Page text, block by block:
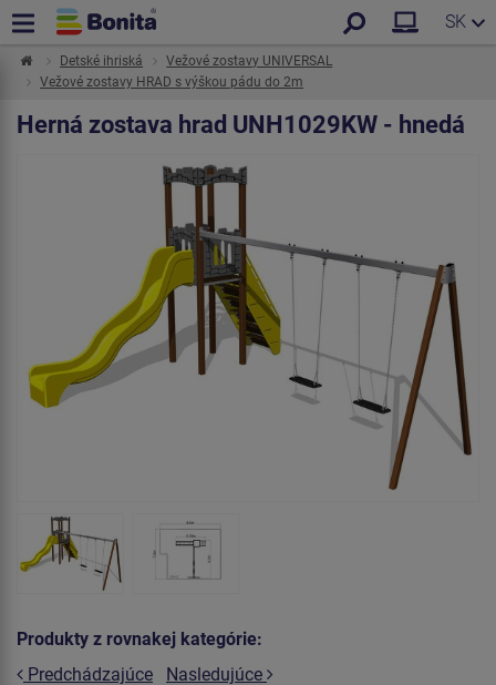
SK
Detské ihriská
Vežové zostavy UNIVERSAL
Vežové zostavy HRAD s výškou pádu do 2m
Herná zostava hrad UNH1029KW - hnedá
Produkty z rovnakej kategórie:
Predchádzajúce
Nasledujúce